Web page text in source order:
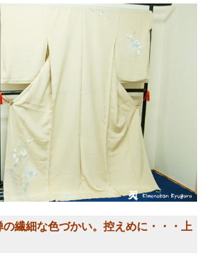
繊細な色づかい。控えめに・・・上